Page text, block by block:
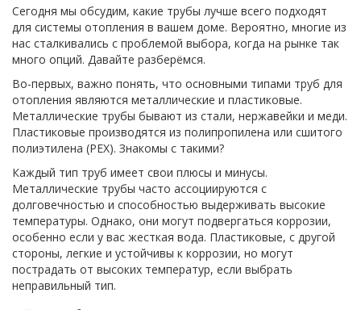
Сегодня мы обсудим, какие трубы лучше всего подходят
для системы отопления в вашем доме. Вероятно, многие из
нас сталкивались с проблемой выбора, когда на рынке так
много опций. Давайте разберёмся.
Во-первых, важно понять, что основными типами труб для
отопления являются металлические и пластиковые.
Металлические трубы бывают из стали, нержавейки и меди.
Пластиковые производятся из полипропилена или сшитого
полиэтилена (PEX). Знакомы с такими?
Каждый тип труб имеет свои плюсы и минусы.
Металлические трубы часто ассоциируются с
долговечностью и способностью выдерживать высокие
температуры. Однако, они могут подвергаться коррозии,
особенно если у вас жесткая вода. Пластиковые, с другой
стороны, легкие и устойчивы к коррозии, но могут
пострадать от высоких температур, если выбрать
неправильный тип.